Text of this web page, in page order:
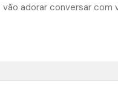
adorar conversar com